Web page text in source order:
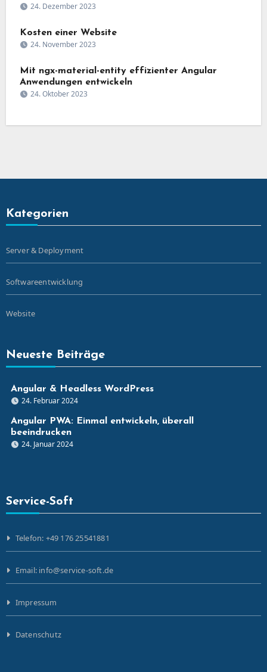
24. Dezember 2023
Kosten einer Website
24. November 2023
Mit ngx-material-entity effizienter Angular
Anwendungen entwickeln
24. Oktober 2023
Kategorien
Server & Deployment
Softwareentwicklung
Website
Neueste Beiträge
Angular & Headless WordPress
24. Februar 2024
Angular PWA: Einmal entwickeln, überall
beeindrucken
24. Januar 2024
Service-Soft
Telefon: +49 176 25541881
Email: info@service-soft.de
Impressum
Datenschutz